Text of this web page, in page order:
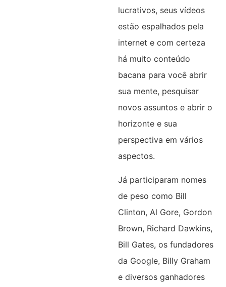
lucrativos, seus vídeos
estão espalhados pela
internet e com certeza
há muito conteúdo
bacana para você abrir
sua mente, pesquisar
novos assuntos e abrir o
horizonte e sua
perspectiva em vários
aspectos.
Já participaram nomes
de peso como Bill
Clinton, Al Gore, Gordon
Brown, Richard Dawkins,
Bill Gates, os fundadores
da Google, Billy Graham
e diversos ganhadores